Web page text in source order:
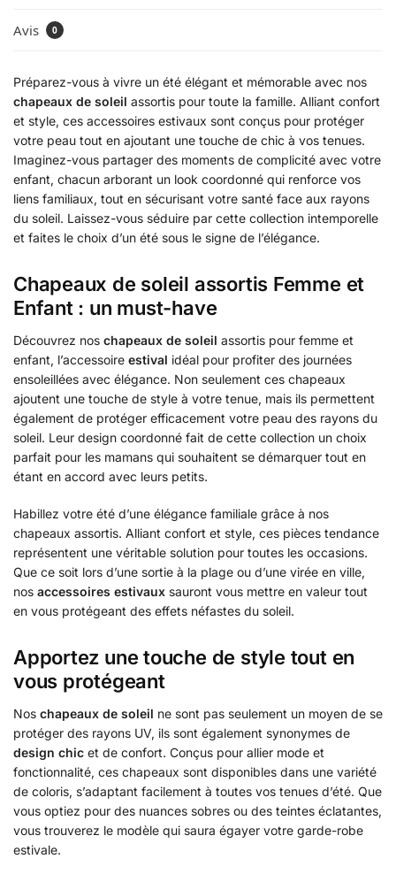
Avis 0
Préparez-vous à vivre un été élégant et mémorable avec nos
chapeaux de soleil assortis pour toute la famille. Alliant confort
et style, ces accessoires estivaux sont conçus pour protéger
votre peau tout en ajoutant une touche de chic à vos tenues.
Imaginez-vous partager des moments de complicité avec votre
enfant, chacun arborant un look coordonné qui renforce vos
liens familiaux, tout en sécurisant votre santé face aux rayons
du soleil. Laissez-vous séduire par cette collection intemporelle
et faites le choix d’un été sous le signe de l’élégance.
Chapeaux de soleil assortis Femme et
Enfant : un must-have
Découvrez nos chapeaux de soleil assortis pour femme et
enfant, l’accessoire estival idéal pour profiter des journées
ensoleillées avec élégance. Non seulement ces chapeaux
ajoutent une touche de style à votre tenue, mais ils permettent
également de protéger efficacement votre peau des rayons du
soleil. Leur design coordonné fait de cette collection un choix
parfait pour les mamans qui souhaitent se démarquer tout en
étant en accord avec leurs petits.
Habillez votre été d’une élégance familiale grâce à nos
chapeaux assortis. Alliant confort et style, ces pièces tendance
représentent une véritable solution pour toutes les occasions.
Que ce soit lors d’une sortie à la plage ou d’une virée en ville,
nos accessoires estivaux sauront vous mettre en valeur tout
en vous protégeant des effets néfastes du soleil.
Apportez une touche de style tout en
vous protégeant
Nos chapeaux de soleil ne sont pas seulement un moyen de se
protéger des rayons UV, ils sont également synonymes de
design chic et de confort. Conçus pour allier mode et
fonctionnalité, ces chapeaux sont disponibles dans une variété
de coloris, s’adaptant facilement à toutes vos tenues d’été. Que
vous optiez pour des nuances sobres ou des teintes éclatantes,
vous trouverez le modèle qui saura égayer votre garde-robe
estivale.